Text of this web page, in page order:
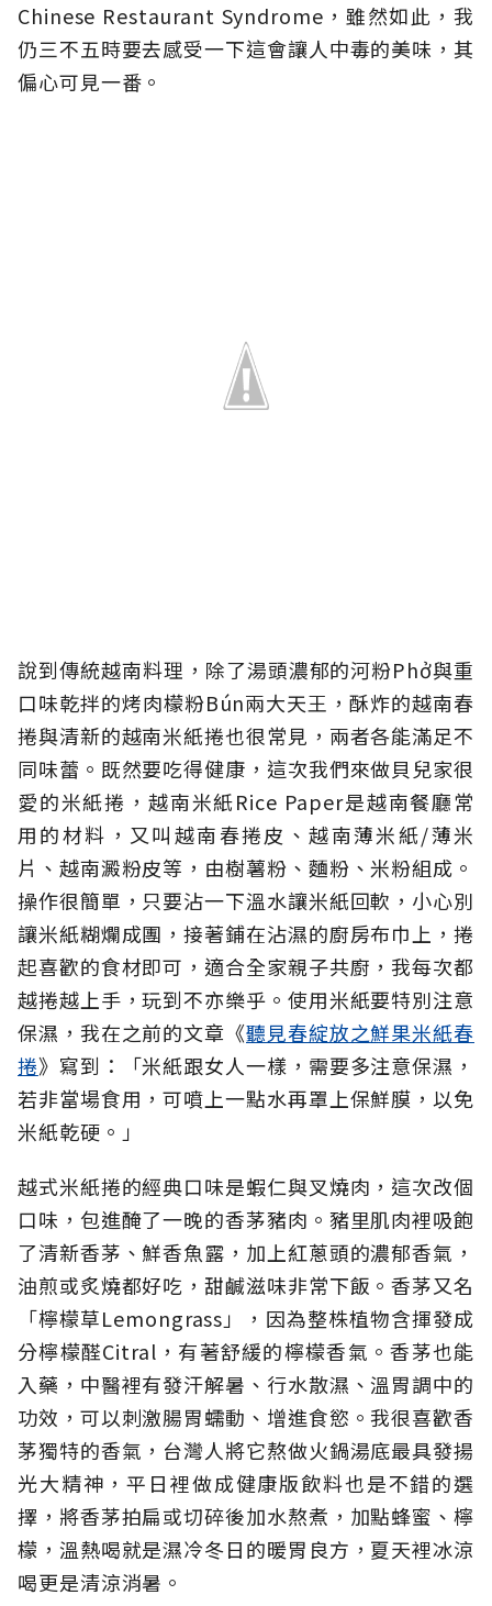
Chinese Restaurant Syndrome，雖然如此，我
仍三不五時要去感受一下這會讓人中毒的美味，其
偏心可見一番。
說到傳統越南料理，除了湯頭濃郁的河粉Phở與重
口味乾拌的烤肉檬粉Bún兩大天王，酥炸的越南春
捲與清新的越南米紙捲也很常見，兩者各能滿足不
同味蕾。既然要吃得健康，這次我們來做貝兒家很
愛的米紙捲，越南米紙Rice Paper是越南餐廳常
用的材料，又叫越南春捲皮、越南薄米紙/薄米
片、越南澱粉皮等，由樹薯粉、麵粉、米粉組成。
操作很簡單，只要沾一下溫水讓米紙回軟，小心別
讓米紙糊爛成團，接著鋪在沾濕的廚房布巾上，捲
起喜歡的食材即可，適合全家親子共廚，我每次都
越捲越上手，玩到不亦樂乎。使用米紙要特別注意
保濕，我在之前的文章《聽見春綻放之鮮果米紙春
捲》寫到：「米紙跟女人一樣，需要多注意保濕，
若非當場食用，可噴上一點水再罩上保鮮膜，以免
米紙乾硬。」
越式米紙捲的經典口味是蝦仁與叉燒肉，這次改個
口味，包進醃了一晚的香茅豬肉。豬里肌肉裡吸飽
了清新香茅、鮮香魚露，加上紅蔥頭的濃郁香氣，
油煎或炙燒都好吃，甜鹹滋味非常下飯。香茅又名
「檸檬草Lemongrass」，因為整株植物含揮發成
分檸檬醛Citral，有著舒緩的檸檬香氣。香茅也能
入藥，中醫裡有發汗解暑、行水散濕、溫胃調中的
功效，可以刺激腸胃蠕動、增進食慾。我很喜歡香
茅獨特的香氣，台灣人將它熬做火鍋湯底最具發揚
光大精神，平日裡做成健康版飲料也是不錯的選
擇，將香茅拍扁或切碎後加水熬煮，加點蜂蜜、檸
檬，溫熱喝就是濕冷冬日的暖胃良方，夏天裡冰涼
喝更是清涼消暑。